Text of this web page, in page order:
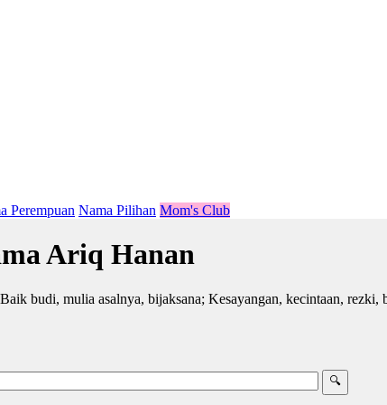
Perempuan Nama Pilihan Mom's Club
Ariq Hanan
budi, mulia asalnya, bijaksana; Kesayangan, kecintaan, rezki,